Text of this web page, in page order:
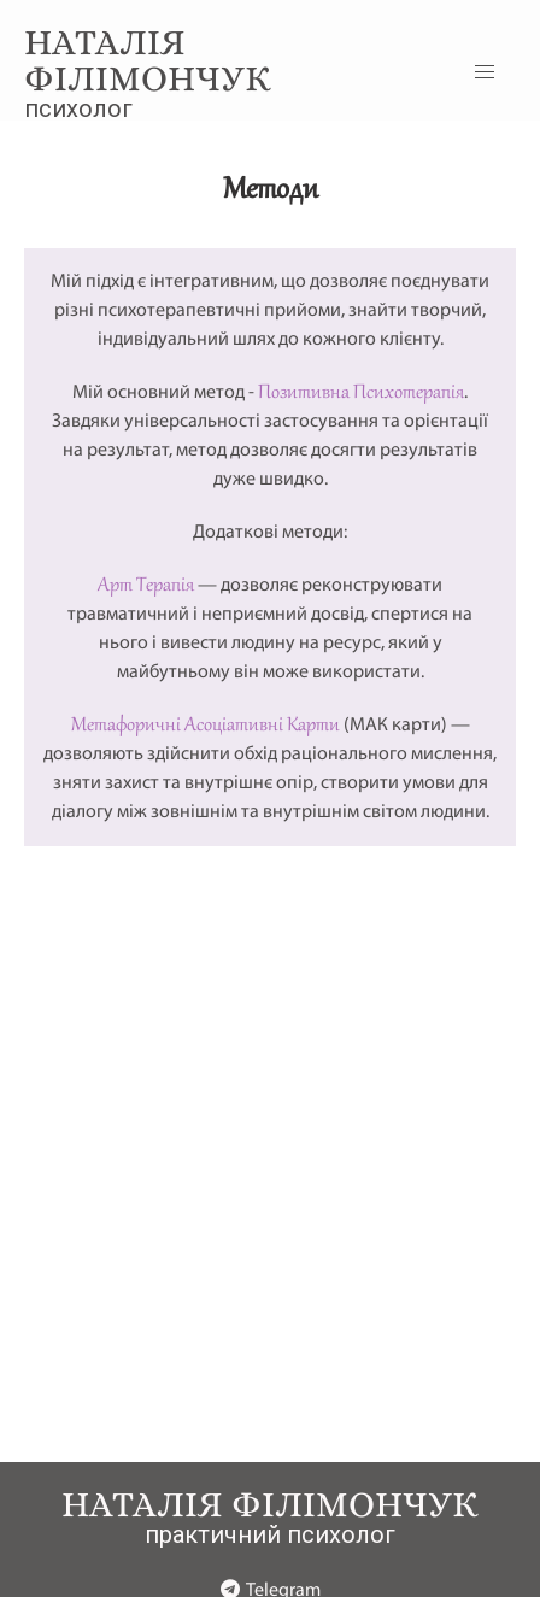
НАТАЛІЯ
ФІЛІМОНЧУК
психолог
Методи
Мій підхід є інтегративним, що дозволяє поєднувати
різні психотерапевтичні прийоми, знайти творчий,
індивідуальний шлях до кожного клієнту.
Мій основний метод -Позитивна Психотерапія.
Завдяки універсальності застосування та орієнтації
на результат, метод дозволяє досягти результатів
дуже швидко.
Додаткові методи:
Арт Терапія— дозволяє реконструювати
травматичний і неприємний досвід, спертися на
нього і вивести людину на ресурс, який у
майбутньому він може використати.
Метафоричні Асоціативні Карти(МАК карти) —
дозволяють здійснити обхід раціонального мислення,
зняти захист та внутрішнє опір, створити умови для
діалогу між зовнішнім та внутрішнім світом людини.
НАТАЛІЯ ФІЛІМОНЧУК
практичний психолог
Telegram